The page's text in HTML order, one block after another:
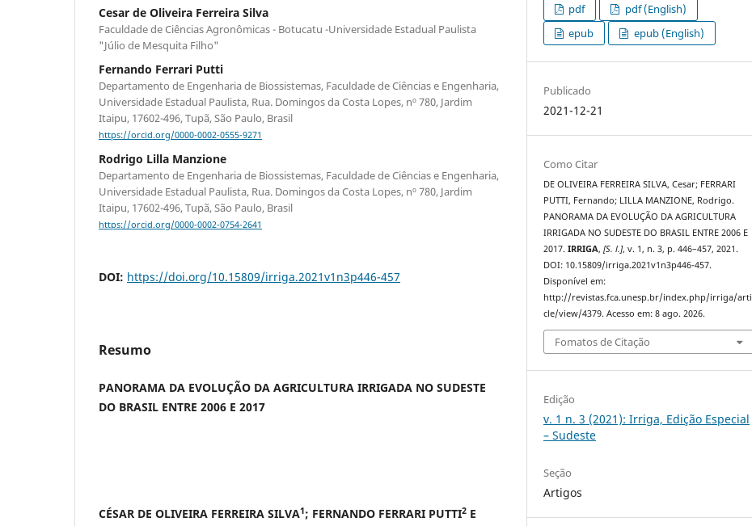
Cesar de Oliveira Ferreira Silva
Faculdade de Ciências Agronômicas - Botucatu -Universidade Estadual Paulista
"Júlio de Mesquita Filho"
Fernando Ferrari Putti
Departamento de Engenharia de Biossistemas, Faculdade de Ciências e Engenharia,
Universidade Estadual Paulista, Rua. Domingos da Costa Lopes, nº 780, Jardim
Itaipu, 17602-496, Tupã, São Paulo, Brasil
https://orcid.org/0000-0002-0555-9271
Rodrigo Lilla Manzione
Departamento de Engenharia de Biossistemas, Faculdade de Ciências e Engenharia,
Universidade Estadual Paulista, Rua. Domingos da Costa Lopes, nº 780, Jardim
Itaipu, 17602-496, Tupã, São Paulo, Brasil
https://orcid.org/0000-0002-0754-2641
DOI: https://doi.org/10.15809/irriga.2021v1n3p446-457
Resumo
PANORAMA DA EVOLUÇÃO DA AGRICULTURA IRRIGADA NO SUDESTE
DO BRASIL ENTRE 2006 E 2017
CÉSAR DE OLIVEIRA FERREIRA SILVA1; FERNANDO FERRARI PUTTI2 E
pdf
pdf (English)
epub
epub (English)
Publicado
2021-12-21
Como Citar
DE OLIVEIRA FERREIRA SILVA, Cesar; FERRARI
PUTTI, Fernando; LILLA MANZIONE, Rodrigo.
PANORAMA DA EVOLUÇÃO DA AGRICULTURA
IRRIGADA NO SUDESTE DO BRASIL ENTRE 2006 E
2017.IRRIGA,[S. l.], v. 1, n. 3, p. 446–457, 2021.
DOI: 10.15809/irriga.2021v1n3p446-457.
Disponível em:
http://revistas.fca.unesp.br/index.php/irriga/arti
cle/view/4379. Acesso em: 8 ago. 2026.
Fomatos de Citação
Edição
v. 1 n. 3 (2021): Irriga, Edição Especial
– Sudeste
Seção
Artigos